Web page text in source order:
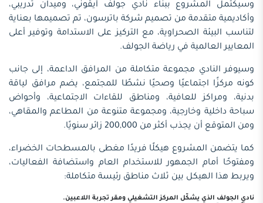
وسيكتمل المشروع ببناء نادي جولف أيقوني، وميدان تدريبي،
وأكاديمية متقدمة من تصميم شركة باترسون، تم تصميمها بعناية
لتناسب البيئة الصحراوية، مع التركيز على الاستدامة وتوفير أعلى
المعايير العالمية في رياضة الجولف.
وسيوفر النادي مجموعة متكاملة من المرافق الداعمة، إلى جانب
كونه مركزًا اجتماعيًا وصحيًا نشطًا للمجتمع، يضم مرافق لياقة
بدنية، ومراكز للعافية، ومناطق للقاءات الاجتماعية، وأحواض
سباحة داخلية وخارجية، ومجموعة متنوعة من المطاعم والمقاهي،
ومن المتوقع أن يجذب أكثر من 200,000 زائر سنويًا.
كما يتضمن المشروع هيكلًا فريدًا مغطى بالمسطحات الخضراء،
ومفتوحًا أمام الجمهور للاستخدام العام واستضافة الفعاليات،
ويربط هذا الهيكل بين ثلاث مناطق رئيسة متكاملة:
نادي الجولف الذي يشكّل المركز التشغيلي ومقر تجربة اللاعبين.